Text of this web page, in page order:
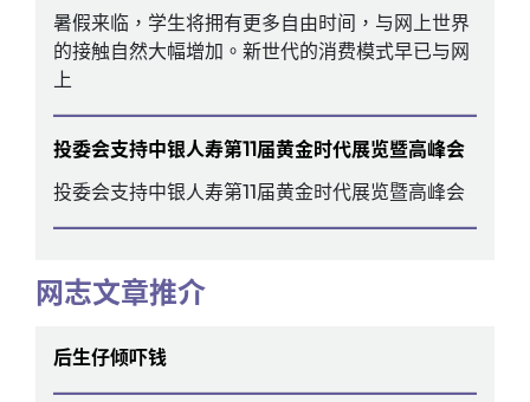
暑假来临，学生将拥有更多自由时间，与网上世界
的接触自然大幅增加。新世代的消费模式早已与网
上
投委会支持中银人寿第11届黄金时代展览暨高峰会
投委会支持中银人寿第11届黄金时代展览暨高峰会
网志文章推介
后生仔倾吓钱